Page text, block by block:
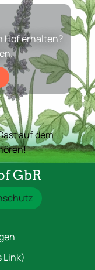
Hof erhalten?
auf dem
GbR
Link)